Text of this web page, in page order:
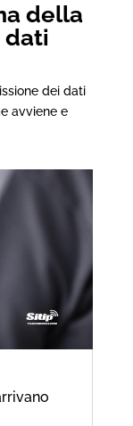
della
dati
dei dati
avviene e